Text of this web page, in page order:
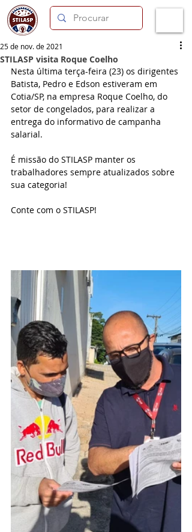
STILASP visita Roque Coelho
25 de nov. de 2021
Nesta última terça-feira (23) os dirigentes
Batista, Pedro e Edson estiveram em
Cotia/SP, na empresa Roque Coelho, do
setor de congelados, para realizar a
entrega do informativo de campanha
salarial.
É missão do STILASP manter os
trabalhadores sempre atualizados sobre
sua categoria!
Conte com o STILASP!